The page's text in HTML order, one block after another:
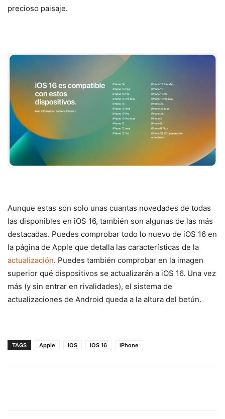
precioso paisaje.
Aunque estas son solo unas cuantas novedades de todas
las disponibles en iOS 16, también son algunas de las más
destacadas. Puedes comprobar todo lo nuevo de iOS 16 en
la página de Apple que detalla las características de la
actualización. Puedes también comprobar en la imagen
superior qué dispositivos se actualizarán a iOS 16. Una vez
más (y sin entrar en rivalidades), el sistema de
actualizaciones de Android queda a la altura del betún.
TAGS Apple iOS iOS 16 iPhone